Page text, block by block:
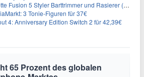
Fusion 5 Styler Barttrimmer und Rasierer (All in One) für 16€
3 Tonie-Figuren für 37€
4: Anniversary Edition Switch 2 für 42,39€
65 Prozent des globalen